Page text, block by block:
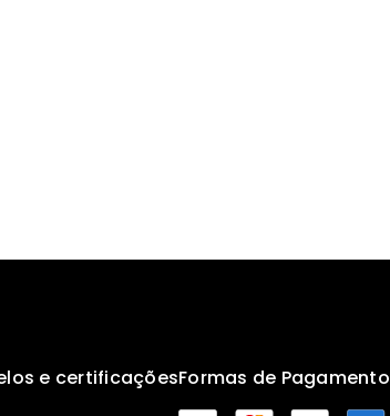
e certificaçõesFormas de Pagamento